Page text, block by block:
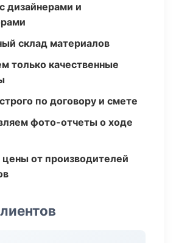
дизайнерами и
склад материалов
только качественные
по договору и смете
фото-отчеты о ходе
от производителей